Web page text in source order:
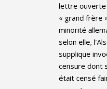
lettre ouverte
« grand frère
minorité
selon elle,
supplique
censure dont
était censé